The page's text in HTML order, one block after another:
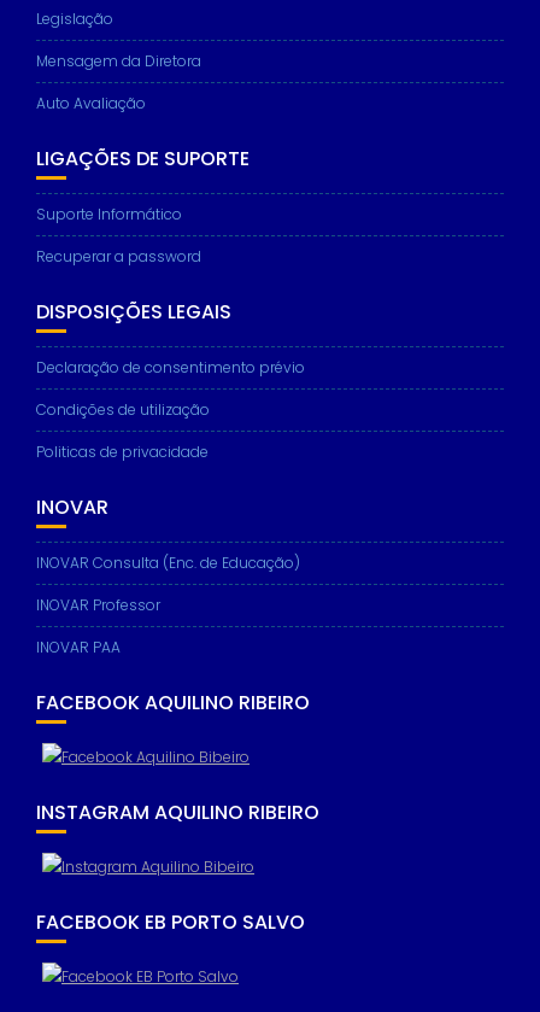
Legislação
Mensagem da Diretora
Auto Avaliação
LIGAÇÕES DE SUPORTE
Suporte Informático
Recuperar a password
DISPOSIÇÕES LEGAIS
Declaração de consentimento prévio
Condições de utilização
Politicas de privacidade
INOVAR
INOVAR Consulta (Enc. de Educação)
INOVAR Professor
INOVAR PAA
FACEBOOK AQUILINO RIBEIRO
INSTAGRAM AQUILINO RIBEIRO
FACEBOOK EB PORTO SALVO